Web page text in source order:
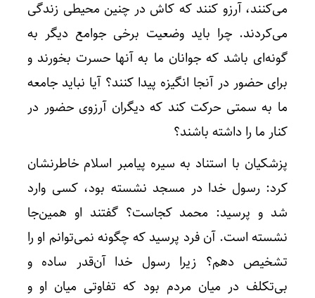
می‌کنند، آرزو کنند که کاش در چنین محیطی زندگی
می‌کردند. چرا باید وضعیت برخی جوامع دیگر به
گونه‌ای باشد که جوانان ما به آنها حسرت بخورند و
برای حضور در آنجا انگیزه پیدا کنند؟ آیا نباید جامعه
ما به سمتی حرکت کند که دیگران آرزوی حضور در
کنار ما را داشته باشند؟
پزشکیان با استناد به سیره پیامبر اسلام خاطرنشان
کرد: رسول خدا در مسجد نشسته بود، کسی وارد
شد و پرسید: محمد کجاست؟ گفتند او همین‌جا
نشسته است. آن فرد پرسید که چگونه نمی‌توانم او را
تشخیص دهم؟ زیرا رسول خدا آن‌قدر ساده و
بی‌تکلف در میان مردم بود که تفاوتی میان او و